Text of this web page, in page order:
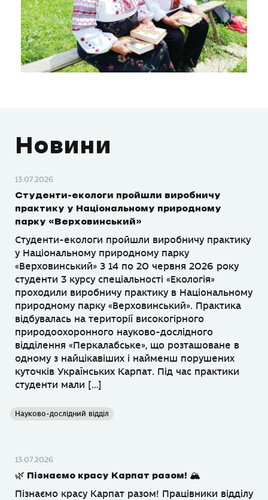
Новини
13.07.2026
Студенти-екологи пройшли виробничу
практику у Національному природному
парку «Верховинський»
Студенти-екологи пройшли виробничу практику
у Національному природному парку
«Верховинський» З 14 по 20 червня 2026 року
студенти 3 курсу спеціальності «Екологія»
проходили виробничу практику в Національному
природному парку «Верховинський». Практика
відбувалась на території високогірного
природоохоронного науково-дослідного
відділення «Перкалабське», що розташоване в
одному з найцікавіших і найменш порушених
куточків Українських Карпат. Під час практики
студенти мали […]
Науково-дослідний відділ
13.07.2026
🌿 Пізнаємо красу Карпат разом! 🏔
Пізнаємо красу Карпат разом! Працівники відділу